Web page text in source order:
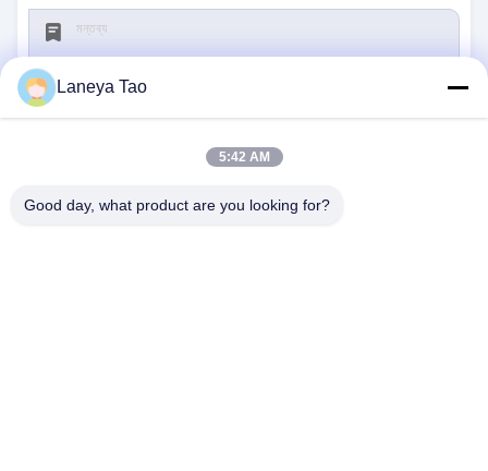
জমা দিন
Laneya Tao
5:42 AM
Good day, what product are you looking for?